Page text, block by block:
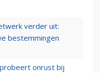
verder uit:
bestemmingen
onrust bij